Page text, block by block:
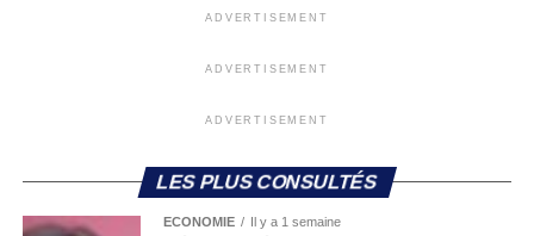
ADVERTISEMENT
ADVERTISEMENT
ADVERTISEMENT
LES PLUS CONSULTÉS
ECONOMIE Il y a 1 semaine